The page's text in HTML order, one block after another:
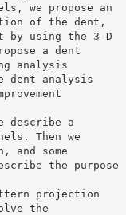
we propose an
of the dent,
by using the 3-D
a dent
analysis
dent analysis
describe a
Then we
and some
the purpose
projection
the